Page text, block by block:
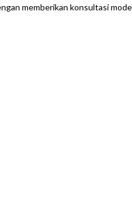
memberikan konsultasi